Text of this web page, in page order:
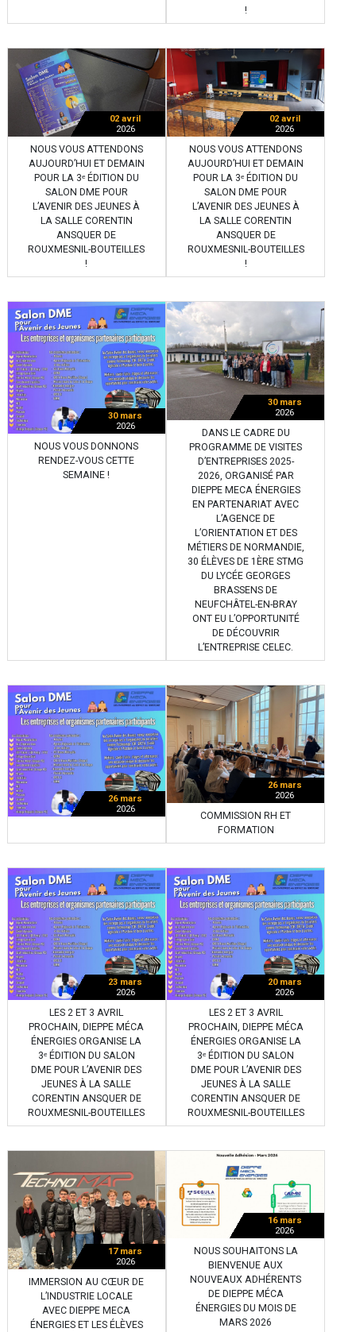
!
02 avril
2026
NOUS VOUS ATTENDONS
AUJOURD’HUI ET DEMAIN
POUR LA 3ᵉ ÉDITION DU
SALON DME POUR
L’AVENIR DES JEUNES À
LA SALLE CORENTIN
ANSQUER DE
ROUXMESNIL-BOUTEILLES
!
02 avril
2026
NOUS VOUS ATTENDONS
AUJOURD’HUI ET DEMAIN
POUR LA 3ᵉ ÉDITION DU
SALON DME POUR
L’AVENIR DES JEUNES À
LA SALLE CORENTIN
ANSQUER DE
ROUXMESNIL-BOUTEILLES
!
30 mars
2026
NOUS VOUS DONNONS
RENDEZ-VOUS CETTE
SEMAINE !
30 mars
2026
DANS LE CADRE DU
PROGRAMME DE VISITES
D’ENTREPRISES 2025-
2026, ORGANISÉ PAR
DIEPPE MECA ÉNERGIES
EN PARTENARIAT AVEC
L’AGENCE DE
L’ORIENTATION ET DES
MÉTIERS DE NORMANDIE,
30 ÉLÈVES DE 1ÈRE STMG
DU LYCÉE GEORGES
BRASSENS DE
NEUFCHÂTEL-EN-BRAY
ONT EU L’OPPORTUNITÉ
DE DÉCOUVRIR
L’ENTREPRISE CELEC.
26 mars
2026
26 mars
2026
COMMISSION RH ET
FORMATION
23 mars
2026
LES 2 ET 3 AVRIL
PROCHAIN, DIEPPE MÉCA
ÉNERGIES ORGANISE LA
3ᵉ ÉDITION DU SALON
DME POUR L’AVENIR DES
JEUNES À LA SALLE
CORENTIN ANSQUER DE
ROUXMESNIL-BOUTEILLES
20 mars
2026
LES 2 ET 3 AVRIL
PROCHAIN, DIEPPE MÉCA
ÉNERGIES ORGANISE LA
3ᵉ ÉDITION DU SALON
DME POUR L’AVENIR DES
JEUNES À LA SALLE
CORENTIN ANSQUER DE
ROUXMESNIL-BOUTEILLES
17 mars
2026
IMMERSION AU CŒUR DE
L’INDUSTRIE LOCALE
AVEC DIEPPE MECA
ÉNERGIES ET LES ÉLÈVES
16 mars
2026
NOUS SOUHAITONS LA
BIENVENUE AUX
NOUVEAUX ADHÉRENTS
DE DIEPPE MÉCA
ÉNERGIES DU MOIS DE
MARS 2026